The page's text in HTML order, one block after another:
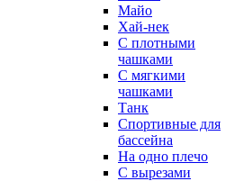
Майо
Хай-нек
С плотными
чашками
С мягкими
чашками
Танк
Спортивные для
бассейна
На одно плечо
С вырезами